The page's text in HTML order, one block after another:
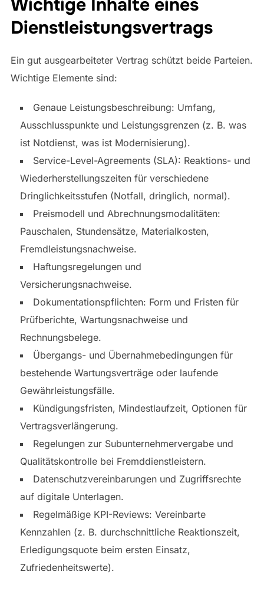
Wichtige Inhalte eines
Dienstleistungsvertrags
Ein gut ausgearbeiteter Vertrag schützt beide Parteien.
Wichtige Elemente sind:
Genaue Leistungsbeschreibung: Umfang,
Ausschlusspunkte und Leistungsgrenzen (z. B. was
ist Notdienst, was ist Modernisierung).
Service-Level-Agreements (SLA): Reaktions- und
Wiederherstellungszeiten für verschiedene
Dringlichkeitsstufen (Notfall, dringlich, normal).
Preismodell und Abrechnungsmodalitäten:
Pauschalen, Stundensätze, Materialkosten,
Fremdleistungsnachweise.
Haftungsregelungen und
Versicherungsnachweise.
Dokumentationspflichten: Form und Fristen für
Prüfberichte, Wartungsnachweise und
Rechnungsbelege.
Übergangs- und Übernahmebedingungen für
bestehende Wartungsverträge oder laufende
Gewährleistungsfälle.
Kündigungsfristen, Mindestlaufzeit, Optionen für
Vertragsverlängerung.
Regelungen zur Subunternehmervergabe und
Qualitätskontrolle bei Fremddienstleistern.
Datenschutzvereinbarungen und Zugriffsrechte
auf digitale Unterlagen.
Regelmäßige KPI-Reviews: Vereinbarte
Kennzahlen (z. B. durchschnittliche Reaktionszeit,
Erledigungsquote beim ersten Einsatz,
Zufriedenheitswerte).